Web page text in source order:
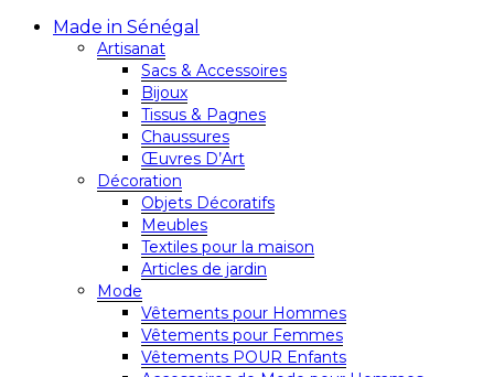
Made in Sénégal
Artisanat
Sacs & Accessoires
Bijoux
Tissus & Pagnes
Chaussures
Œuvres D’Art
Décoration
Objets Décoratifs
Meubles
Textiles pour la maison
Articles de jardin
Mode
Vêtements pour Hommes
Vêtements pour Femmes
Vêtements POUR Enfants